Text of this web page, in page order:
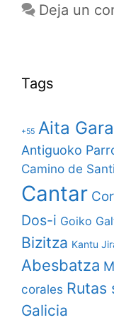
Deja un
Tags
+55 Aita
Antiguoko
Camino de
Cantar
Dos-i Goiko
Bizitza Kantu
Abesbatza
corales Rutas
Galicia